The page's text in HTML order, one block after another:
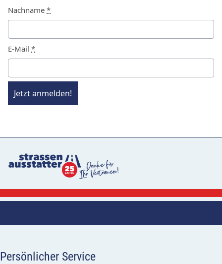
Nachname *
E-Mail *
Jetzt anmelden!
Persönlicher Service